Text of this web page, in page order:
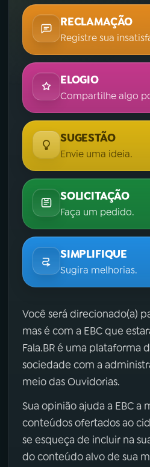
RECLAMAÇÃO
Registre sua
ELOGIO
Compartilhe algo
SUGESTÃO
Envie uma ideia.
SOLICITAÇÃO
Faça um pedido.
SIMPLIFIQUE
Sugira melhorias.
Você será direcionado(a)
mas é com a EBC que
Fala.BR é uma plataforma
sociedade com a
meio das Ouvidorias.
Sua opinião ajuda a EBC a
conteúdos ofertados ao
se esqueça de incluir na
do conteúdo alvo de sua